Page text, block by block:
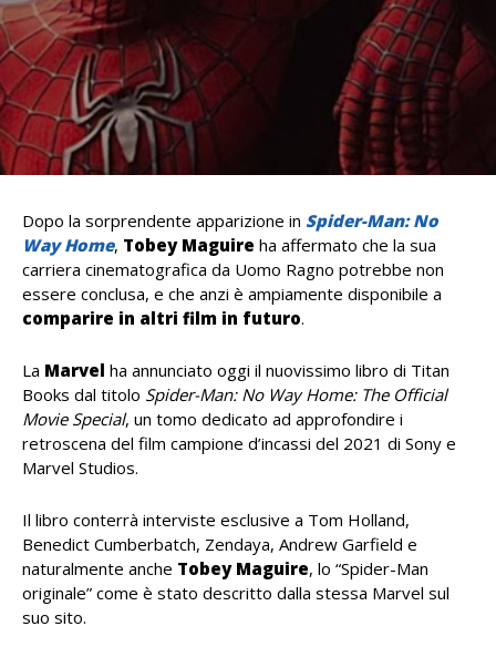
Dopo la sorprendente apparizione in Spider-Man: No
Way Home, Tobey Maguire ha affermato che la sua
carriera cinematografica da Uomo Ragno potrebbe non
essere conclusa, e che anzi è ampiamente disponibile a
comparire in altri film in futuro.
La Marvel ha annunciato oggi il nuovissimo libro di Titan
Books dal titolo Spider-Man: No Way Home: The Official
Movie Special, un tomo dedicato ad approfondire i
retroscena del film campione d’incassi del 2021 di Sony e
Marvel Studios.
Il libro conterrà interviste esclusive a Tom Holland,
Benedict Cumberbatch, Zendaya, Andrew Garfield e
naturalmente anche Tobey Maguire, lo “Spider-Man
originale” come è stato descritto dalla stessa Marvel sul
suo sito.